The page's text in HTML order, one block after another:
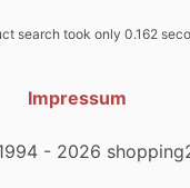
search took only 0.162
Impressum
- 2026